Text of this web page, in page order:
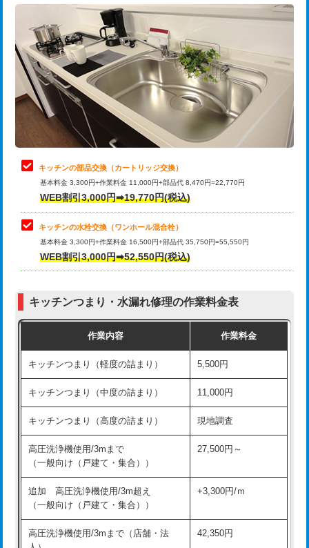
給水管工事※（バンド止め) 3,300円
給水管工事※（支持金具設置) 5,500円
給水管工事※（保温材使用（バンド止
め込み）)
5,500円
給水管工事※（土の掘削・埋め戻し作
11,000円
給水管工事※（塩ビ管（VP・HI）使
用/3ｍまで)
給水管工事※（塩ビ管（VP・HI）使
用（追加）/3ｍ超え)
給水管工事※（ライニング鋼管・銅
管・ポリ管・HT管使用/3ｍまで)
44,000円
管・ポリ管・HT管使用/3ｍ超え)
排水管工事（土の掘削・埋め戻し作
11,000円~
排水管工事（排水管工事/3ｍまで） 55,000円
排水管工事（追加 排水管工事/3ｍ超
+11,000円
マス交換（深さ50㎝未満）
マス交換（深さ50㎝以上） 66,000円
コンクリート斫り（厚さ10㎝まで）
追加トーラー機使用/3m超え +3,300円
カメラ調査 33,000円
桝清掃 8,800円
止水・漏水調査・防水処理・清掃・修
理・調整・分解・加工など（軽作業）
11,000円
止水・漏水調査・防水処理・清掃・修
理・調整・分解・加工など（中作業）
22,000円
止水・漏水調査・防水処理・清掃・修
理・調整・分解・加工など（重作業）
33,000円
お風呂タンク脱着
その他部品の脱着
式・ワンホール）)
交換・取付(排水栓・排水トラップ
22,000円+材料費
持込商品取付（単水栓）
持込商品取付（混合水栓） 16,500円
キッチンの部品交換（カートリッジ交換）
基本料金 3,300円+作業料金 11,000円+部品代 8,470円=22,770円
WEB割引3,000円➡19,770円(税込)
キッチンの水栓交換（ワンホール混合栓）
基本料金 3,300円+作業料金 16,500円+部品代 35,750円=55,550円
WEB割引3,000円➡52,550円(税込)
キッチンつまり・水漏れ修理の作業料金表
作業内容 作業料金
キッチンつまり（軽度の詰まり） 5,500円
キッチンつまり（中度の詰まり） 11,000円
キッチンつまり（高度の詰まり） 現地調査
高圧洗浄機使用/3mまで
（一般向け（戸建て・集合））
27,500円～
追加 高圧洗浄機使用/3m超え
（一般向け（戸建て・集合））
+3,300円/ｍ
高圧洗浄機使用/3mまで（店舗・法
42,350円